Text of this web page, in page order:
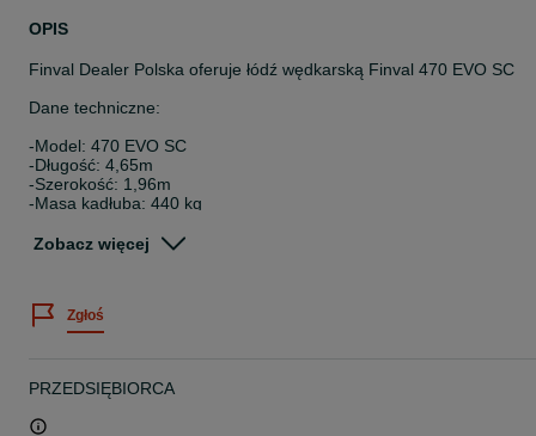
OPIS
Finval Dealer Polska oferuje łódź wędkarską Finval 470 EVO SC
Dane techniczne:
-Model: 470 EVO SC
-Długość: 4,65m
-Szerokość: 1,96m
-Masa kadłuba: 440 kg
-Maks. moc silnika: 70 hp
-Całkowicie spawany kadłub wykonany z morskiego aluminium
cumowniczymi knagami ze stali nierdzewnej
Zobacz więcej
Zgłoś
PRZEDSIĘBIORCA